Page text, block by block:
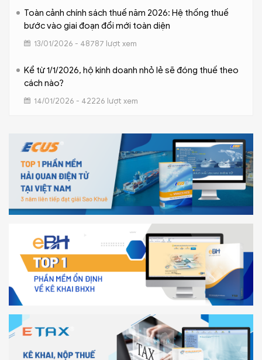
Toàn cảnh chính sách thuế năm 2026: Hệ thống thuế
bước vào giai đoạn đổi mới toàn diện
13/01/2026 - 48787 lượt xem
Kể từ 1/1/2026, hộ kinh doanh nhỏ lẻ sẽ đóng thuế theo
cách nào?
14/01/2026 - 42226 lượt xem